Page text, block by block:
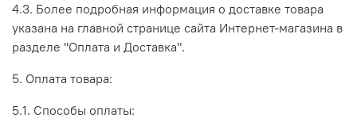
4.3. Более подробная информация о доставке товара
указана на главной странице сайта Интернет-магазина в
разделе "Оплата и Доставка".
5. Оплата товара:
5.1. Способы оплаты: